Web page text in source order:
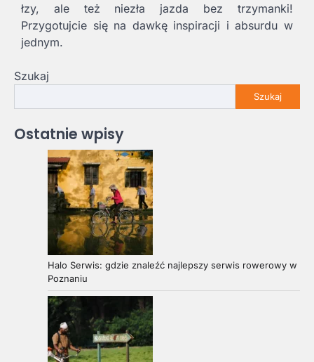
łzy, ale też niezła jazda bez trzymanki!
Przygotujcie się na dawkę inspiracji i absurdu w
jednym.
Szukaj
Szukaj
Ostatnie wpisy
Halo Serwis: gdzie znaleźć najlepszy serwis rowerowy w
Poznaniu